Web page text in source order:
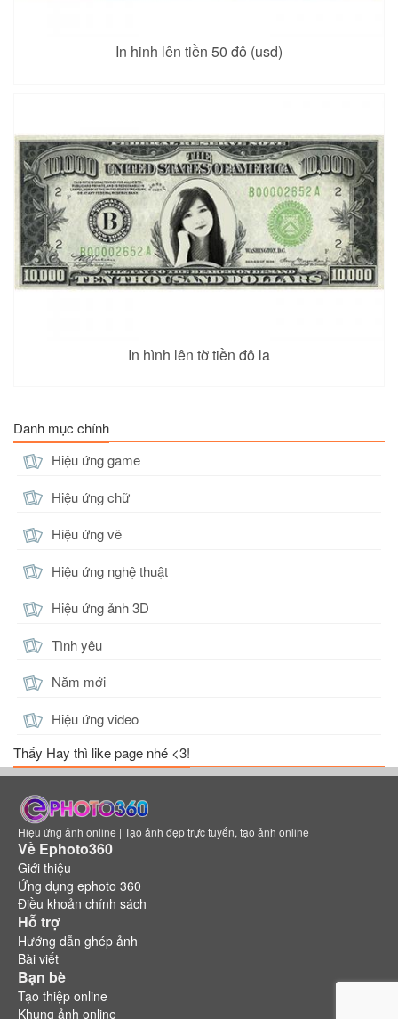
In hinh lên tiền 50 đô (usd)
In hình lên tờ tiền đô la
Danh mục chính
Hiệu ứng game
Hiệu ứng chữ
Hiệu ứng vẽ
Hiệu ứng nghệ thuật
Hiệu ứng ảnh 3D
Tình yêu
Năm mới
Hiệu ứng video
Thấy Hay thì like page nhé <3!
Hiệu ứng ảnh online | Tạo ảnh đẹp trực tuyến, tạo ảnh online
Về Ephoto360
Giới thiệu
Ứng dụng ephoto 360
Điều khoản chính sách
Hỗ trợ
Hướng dẫn ghép ảnh
Bài viết
Bạn bè
Tạo thiệp online
Khung ảnh online